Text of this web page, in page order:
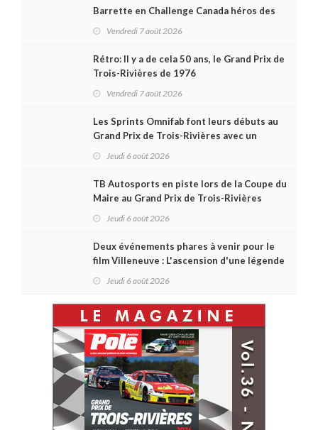
Barrette en Challenge Canada héros des
Vendredi 7 août 2026
Rétro: Il y a de cela 50 ans, le Grand Prix de
Trois-Rivières de 1976
Vendredi 7 août 2026
Les Sprints Omnifab font leurs débuts au
Grand Prix de Trois-Rivières avec un
Jeudi 6 août 2026
TB Autosports en piste lors de la Coupe du
Maire au Grand Prix de Trois-Rivières
Jeudi 6 août 2026
Deux événements phares à venir pour le
film Villeneuve : L'ascension d'une légende
Jeudi 6 août 2026